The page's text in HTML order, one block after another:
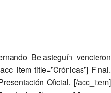
Belasteguín vencieron
title=”Crónicas”] Final.
Oficial. [/acc_item]